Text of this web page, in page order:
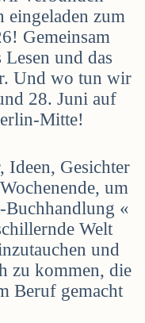
eingeladen zum
Gemeinsam
und das
Und wo tun wir
28. Juni auf
Mitte!
Gesichter
um
«
Welt
und
zu kommen, die
Beruf gemacht